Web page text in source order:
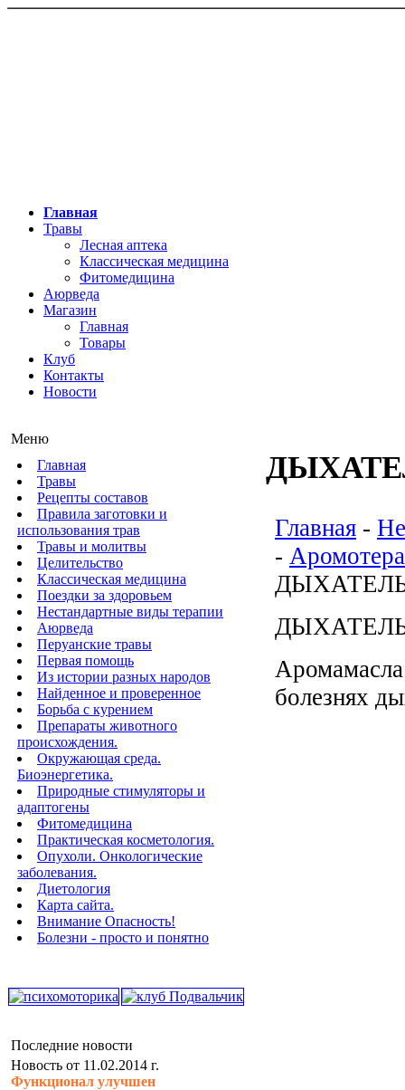
Главная
Травы
Лесная аптека
Классическая медицина
Фитомедицина
Аюрведа
Магазин
Главная
Товары
Клуб
Контакты
Новости
Меню
Главная
Травы
Рецепты составов
Правила заготовки и
использования трав
Травы и молитвы
Целительство
Классическая медицина
Поездки за здоровьем
Нестандартные виды терапии
Аюрведа
Перуанские травы
Первая помощь
Из истории разных народов
Найденное и проверенное
Борьба с курением
Препараты животного
происхождения.
Окружающая среда.
Биоэнергетика.
Природные стимуляторы и
адаптогены
Фитомедицина
Практическая косметология.
Опухоли. Онкологические
заболевания.
Диетология
Карта сайта.
Внимание Опасность!
Болезни - просто и понятно
Последние новости
Новость от 11.02.2014 г.
Функционал улучшен
Главная -
-
болезнях